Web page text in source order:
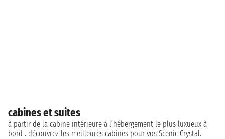
cabines et suites
à partir de la cabine intérieure à l’hébergement le plus luxueux à
bord . découvrez les meilleures cabines pour vos Scenic Crystal.'